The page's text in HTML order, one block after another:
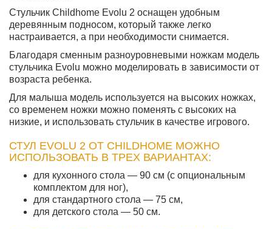
Стульчик Childhome Evolu 2 оснащен удобным
деревянным подносом, который также легко
настраивается, а при необходимости снимается.
Благодаря сменным разноуровневыми ножкам модель
стульчика Evolu можно моделировать в зависимости от
возраста ребенка.
Для малыша модель используется на высоких ножках,
со временем ножки можно поменять с высоких на
низкие, и использовать стульчик в качестве игрового.
СТУЛ EVOLU 2 ОТ CHILDHOME МОЖНО
ИСПОЛЬЗОВАТЬ В ТРЕХ ВАРИАНТАХ:
для кухонного стола — 90 см (с опциональным
комплектом для ног),
для стандартного стола — 75 см,
для детского стола — 50 см.